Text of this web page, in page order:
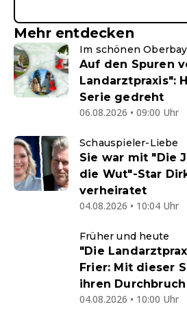
Mehr entdecken
Im schönen
Auf den Spuren
Landarztpraxis":
Serie gedreht
06.08.2026 • 09:00 Uhr
Schauspieler-Liebe
Sie war mit "Die
die Wut"-Star
verheiratet
04.08.2026 • 10:04 Uhr
Früher und heute
"Die
Frier: Mit dieser
ihren Durchbruch
04.08.2026 • 10:00 Uhr